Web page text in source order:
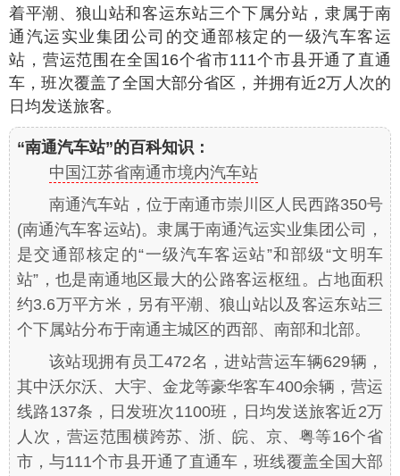
着平潮、狼山站和客运东站三个下属分站，隶属于南
通汽运实业集团公司的交通部核定的一级汽车客运
站，营运范围在全国16个省市111个市县开通了直通
车，班次覆盖了全国大部分省区，并拥有近2万人次的
日均发送旅客。
“南通汽车站”的百科知识：
中国江苏省南通市境内汽车站
南通汽车站，位于南通市崇川区人民西路350号
(南通汽车客运站)。隶属于南通汽运实业集团公司，
是交通部核定的“一级汽车客运站”和部级“文明车
站”，也是南通地区最大的公路客运枢纽。占地面积
约3.6万平方米，另有平潮、狼山站以及客运东站三
个下属站分布于南通主城区的西部、南部和北部。
该站现拥有员工472名，进站营运车辆629辆，
其中沃尔沃、大宇、金龙等豪华客车400余辆，营运
线路137条，日发班次1100班，日均发送旅客近2万
人次，营运范围横跨苏、浙、皖、京、粤等16个省
市，与111个市县开通了直通车，班线覆盖全国大部